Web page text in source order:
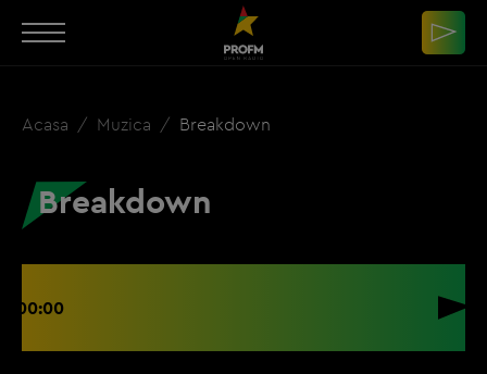
Acasa Muzica Breakdown
Breakdown
00:00